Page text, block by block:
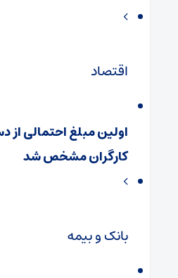
اقتصاد
کارگران مشخص شد
بانک و بیمه